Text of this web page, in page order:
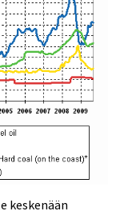
keskenään